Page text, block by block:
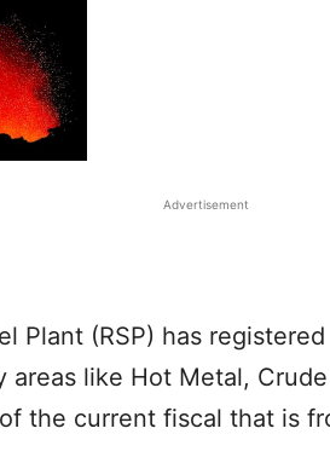
Advertisement
Plant (RSP) has
areas like Hot Metal,
the current fiscal that is